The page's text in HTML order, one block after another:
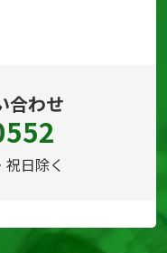
合わせ
日除く